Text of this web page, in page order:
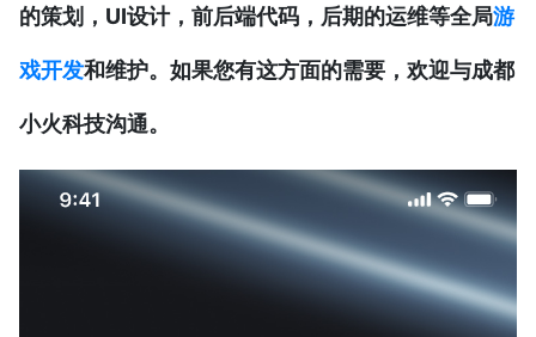
的策划，UI设计，前后端代码，后期的运维等全局游
戏开发和维护。如果您有这方面的需要，欢迎与成都
小火科技沟通。